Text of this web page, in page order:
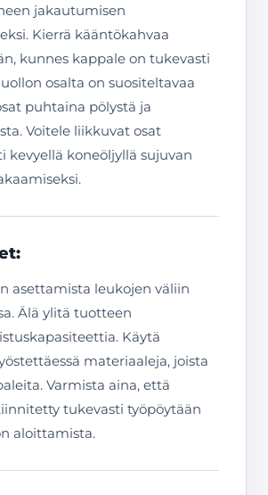
jakautumisen
Kierrä kääntökahvaa
kunnes kappale on tukevasti
osalta on suositeltavaa
puhtaina pölystä ja
Voitele liikkuvat osat
kevyellä koneöljyllä sujuvan
asettamista leukojen väliin
Älä ylitä tuotteen
Käytä
materiaaleja, joista
Varmista aina, että
tukevasti työpöytään
aloittamista.